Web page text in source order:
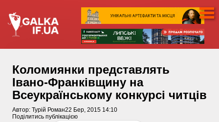
Коломиянки представлять
Івано-Франківщину на
Всеукраїнському конкурсі читців
Автор: Турій Роман22 Бер, 2015 14:10
Поділитись публікацією